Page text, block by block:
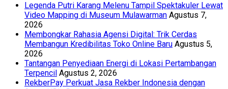
Legenda Putri Karang Melenu Tampil Spektakuler Lewat
Video Mapping di Museum Mulawarman Agustus 7,
2026
Membongkar Rahasia Agensi Digital: Trik Cerdas
Membangun Kredibilitas Toko Online Baru Agustus 5,
2026
Tantangan Penyediaan Energi di Lokasi Pertambangan
Terpencil Agustus 2, 2026
RekberPay Perkuat Jasa Rekber Indonesia dengan